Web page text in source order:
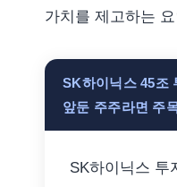
가치를 제고하는
SK하이닉스 45조
앞둔 주주라면 주
SK하이닉스 투